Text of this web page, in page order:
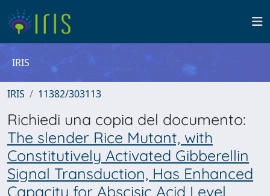
IRIS
IRIS 11382/303113
Richiedi una copia del documento:
The slender Rice Mutant, with
Constitutively Activated Gibberellin
Signal Transduction, Has Enhanced
Capacity for Abscisic Acid Level